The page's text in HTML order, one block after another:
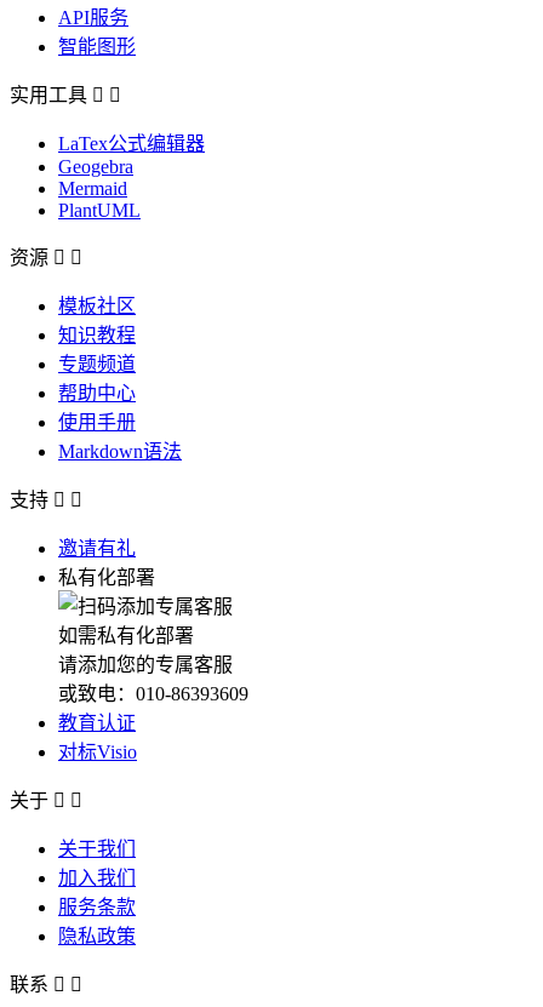
API服务
智能图形
实用工具  
LaTex公式编辑器
Geogebra
Mermaid
PlantUML
资源  
模板社区
知识教程
专题频道
帮助中心
使用手册
Markdown语法
支持  
邀请有礼
私有化部署
如需私有化部署
请添加您的专属客服
或致电：010-86393609
教育认证
对标Visio
关于  
关于我们
加入我们
服务条款
隐私政策
联系  